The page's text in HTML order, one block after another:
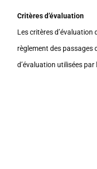
Critères d’évaluation
Les critères d’évaluation
règlement des passages
d’évaluation utilisées